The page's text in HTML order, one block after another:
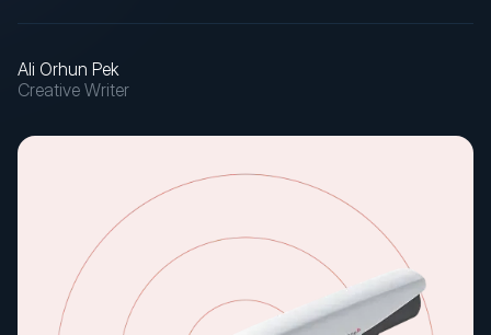
Ali Orhun Pek
Creative Writer